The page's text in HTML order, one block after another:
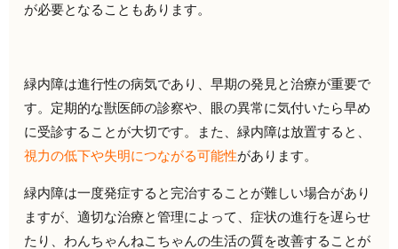
が必要となることもあります。
緑内障は進行性の病気であり、早期の発見と治療が重要で
す。定期的な獣医師の診察や、眼の異常に気付いたら早め
に受診することが大切です。また、緑内障は放置すると、
視力の低下や失明につながる可能性があります。
緑内障は一度発症すると完治することが難しい場合があり
ますが、適切な治療と管理によって、症状の進行を遅らせ
たり、わんちゃんねこちゃんの生活の質を改善することが